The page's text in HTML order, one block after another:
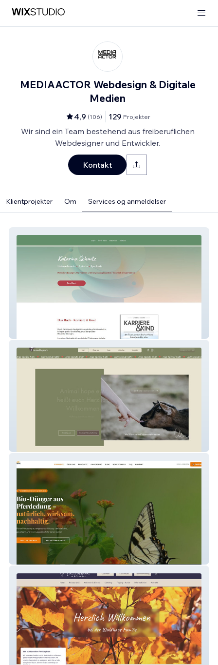
MEDIAACTOR Webdesign & Digitale
Medien
4,9 (106) 129 Projekter
Wir sind ein Team bestehend aus freiberuflichen
Webdesigner und Entwickler.
Kontakt
Klientprojekter Om Services og anmeldelser
Katarina Schmitz
Animalhope e.V.
EASYDUNG